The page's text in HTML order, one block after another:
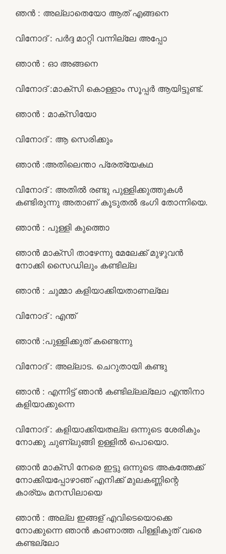
ഞൻ : അല്ലാതെയോ ആത് എങ്ങനെ
വിനോദ് : പർദ്ദ മാറ്റി വന്നില്ലേ അപ്പോ
ഞാൻ : ഓ അങ്ങനെ
വിനോദ് :മാക്സി കൊള്ളാം സൂപ്പർ ആയിട്ടുണ്ട്.
ഞാൻ : മാക്സിയോ
വിനോദ് : ആ സെരിക്കും
ഞാൻ :അതിലെന്താ പ്രേത്യേകഥ
വിനോദ് : അതിൽ രണ്ടു പുള്ളിക്കുത്തുകൾ
കണ്ടിരുന്നു അതാണ് കൂടുതൽ ഭംഗി തോന്നിയെ.
ഞാൻ : പുള്ളി കുത്തൊ
ഞാൻ മാക്സി താഴേന്നു മേലേക്ക് മുഴുവൻ
നോക്കി സൈഡിലും കണ്ടില്ല
ഞാൻ : ചുമ്മാ കളിയാക്കിയതാണല്ലേ
വിനോദ് : എന്ത്
ഞാൻ :പുള്ളിക്കുത് കണ്ടെന്നു
വിനോദ് : അല്ലാട. ചെറുതായി കണ്ടു
ഞാൻ : എന്നിട്ട് ഞാൻ കണ്ടില്ലല്ലോ എന്തിനാ
കളിയാക്കുന്നെ
വിനോദ് : കളിയാക്കിയതല്ല ഒന്നുടെ ശേരികും
നോക്കു ചുണ്ലുങ്ങി ഉള്ളിൽ പൊയൊ.
ഞാൻ മാക്സി നേരെ ഇട്ടു ഒന്നുടെ അകത്തേക്ക്
നോക്കിയപ്പോഴാഞ് എനിക്ക് മുലകണ്ണിന്റെ
കാര്യം മനസിലായെ
ഞാൻ : അല്ല ഇങ്ങള് എവിടെയൊക്കെ
നോക്കുന്നെ ഞാൻ കാണാത്ത പിള്ളികുത് വരെ
കണ്ടല്ലോ